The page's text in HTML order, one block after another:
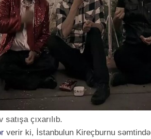
çıxarılıb.
verir ki, İstanbulun Kireçburnu səmtində